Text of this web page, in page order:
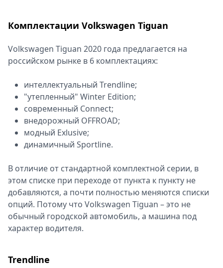
Комплектации Volkswagen Tiguan
Volkswagen Tiguan 2020 года предлагается на
российском рынке в 6 комплектациях:
интеллектуальный Trendline;
"утепленный" Winter Edition;
современный Connect;
внедорожный OFFROAD;
модный Exlusive;
динамичный Sportline.
В отличие от стандартной комплектной серии, в
этом списке при переходе от пункта к пункту не
добавляются, а почти полностью меняются списки
опций. Потому что Volkswagen Tiguan – это не
обычный городской автомобиль, а машина под
характер водителя.
Trendline